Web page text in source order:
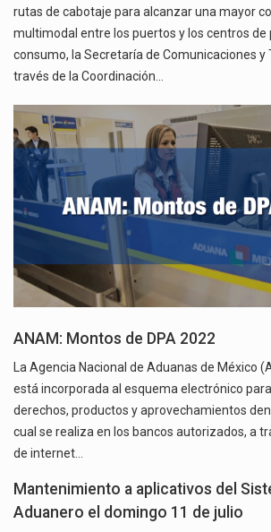
rutas de cabotaje para alcanzar una mayor
multimodal entre los puertos y los centros de
consumo, la Secretaría de Comunicaciones y
través de la Coordinación…
ANAM: Montos de DPA 2022
La Agencia Nacional de Aduanas de México
está incorporada al esquema electrónico
derechos, productos y aprovechamientos
cual se realiza en los bancos autorizados, a
de internet…
Mantenimiento a aplicativos del
Aduanero el domingo 11 de julio